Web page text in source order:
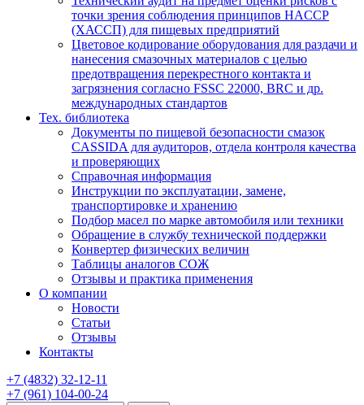
точки зрения соблюдения принципов HACCP
(ХАССП) для пищевых предприятий
Цветовое кодирование оборудования для раздачи и
нанесения смазочных материалов с целью
предотвращения перекрестного контакта и
загрязнения согласно FSSC 22000, BRC и др.
международных стандартов
Тех. библиотека
Документы по пищевой безопасности смазок
CASSIDA для аудиторов, отдела контроля качества
и проверяющих
Справочная информация
Инструкции по эксплуатации, замене,
транспортировке и хранению
Подбор масел по марке автомобиля или техники
Обращение в службу технической поддержки
Конвертер физических величин
Таблицы аналогов СОЖ
Отзывы и практика применения
О компании
Новости
Статьи
Отзывы
Контакты
+7 (4832) 32-12-11
+7 (961) 104-00-24